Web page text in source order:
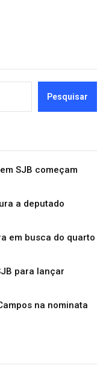
Pesquisar
SJB começam
a deputado
em busca do quarto
para lançar
na nominata